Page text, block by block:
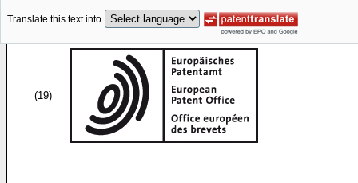
Translate this text into
(19)